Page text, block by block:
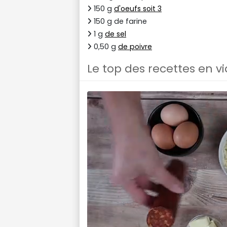
150 g d'oeufs soit 3
150 g de farine
1 g de sel
0,50 g de poivre
Le top des recettes en